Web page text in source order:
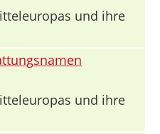
und ihre
und ihre